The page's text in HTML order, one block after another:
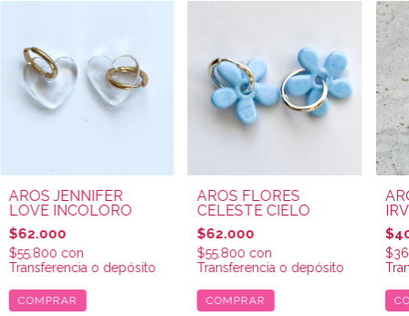
AROS JENNIFER
LOVE INCOLORO
$62.000
$55.800 con
Transferencia o depósito
AROS FLORES
CELESTE CIELO
$62.000
$55.800 con
Transferencia o depósito